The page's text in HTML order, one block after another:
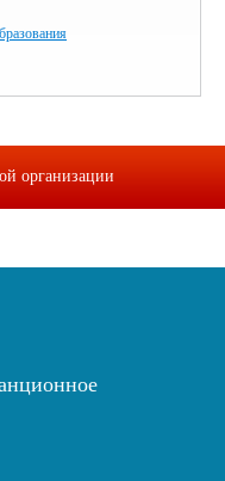
организации